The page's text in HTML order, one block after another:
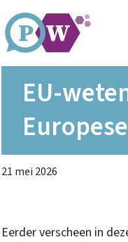
EU-
21 mei 2026
Eerder verscheen in